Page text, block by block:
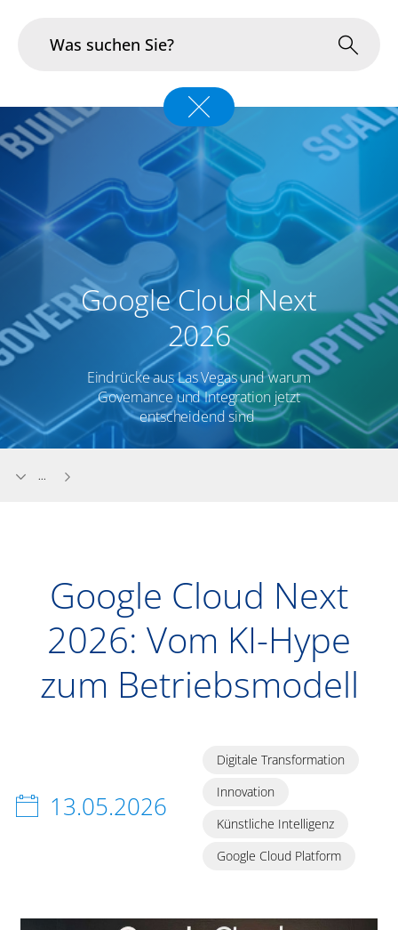
Branchen
Im Fokus
Portfolio
Infrastruktur & Betrieb
Über uns
Karriere
Google Cloud Next
2026
Eindrücke aus Las Vegas und warum
Governanceund Integration jetzt
entscheidend sind
...
Google Cloud Next
2026: Vom KI-Hype
zum Betriebsmodell
13.05.2026
Digitale Transformation
Innovation
Künstliche Intelligenz
Google Cloud Platform